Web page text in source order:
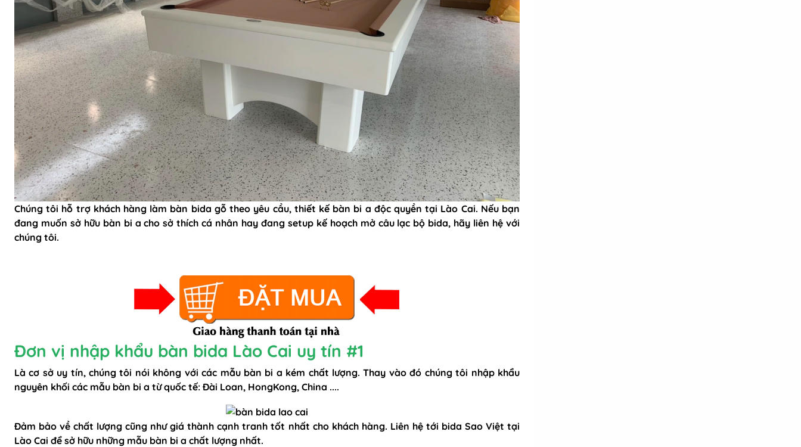
Chúng tôi hỗ trợ khách hàng làm bàn bida gỗtheo yêu cầu, thiết kế bàn bi a độc quyền tại Lào Cai. Nếu bạn
đang muốn sở hữu bàn bi a cho sở thích cá nhân hay đang setup kế hoạch mở câu lạc bộ bida, hãy liên hệ với
chúng tôi.
Đơn vị nhập khẩu bàn bida Lào Cai uy tín #1
Là cơ sở uy tín, chúng tôi nói không với các mẫu bàn bi a kém chất lượng. Thay vào đó chúng tôi nhập khẩu
nguyên khối các mẫu bàn bi a từ quốc tế: Đài Loan, HongKong, China ....
Đảm bảo về chất lượng cũng như giá thành cạnh tranh tốt nhất cho khách hàng. Liên hệ tới bida Sao Việt tại
Lào Cai để sở hữu những mẫu bàn bi a chất lượng nhất.